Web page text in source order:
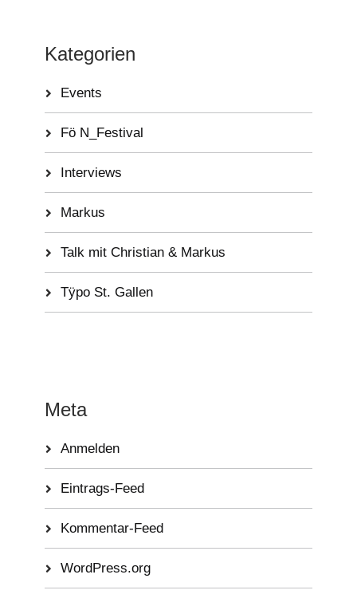
Kategorien
Events
Fö N_Festival
Interviews
Markus
Talk mit Christian & Markus
Tÿpo St. Gallen
Meta
Anmelden
Eintrags-Feed
Kommentar-Feed
WordPress.org